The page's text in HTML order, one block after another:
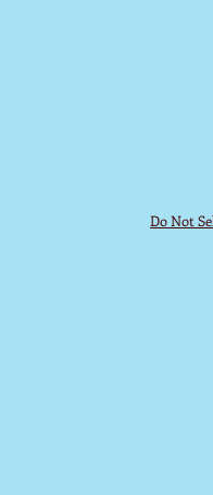
Do Not